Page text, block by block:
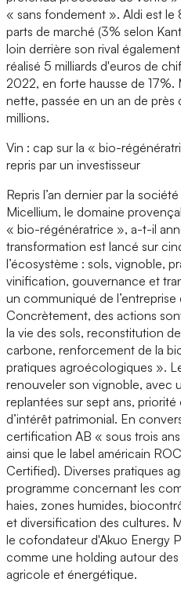
« sans fondement ». Aldi est le
parts de marché (3% selon
loin derrière son rival
réalisé 5 milliards d'euros de
2022, en forte hausse de 17%.
nette, passée en un an de près
millions.
Vin : cap sur la « bio-
repris par un investisseur
Repris l’an dernier par la
Micellium, le domaine
« bio-régénératrice », a-t-il
transformation est lancé sur
l’écosystème : sols, vignoble,
vinification, gouvernance et
un communiqué de l’entreprise
Concrètement, des actions
la vie des sols, reconstitution
carbone, renforcement de la
pratiques agroécologiques ».
renouveler son vignoble, avec
replantées sur sept ans,
d’intérêt patrimonial. En
certification AB « sous trois
ainsi que le label américain
Certified). Diverses pratiques
programme concernant les
haies, zones humides,
et diversification des cultures.
le cofondateur d'Akuo Energy
comme une holding autour
agricole et énergétique.